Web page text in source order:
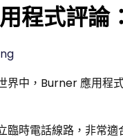
程式評論
界中，Burner 應用程
臨時電話線路，非常